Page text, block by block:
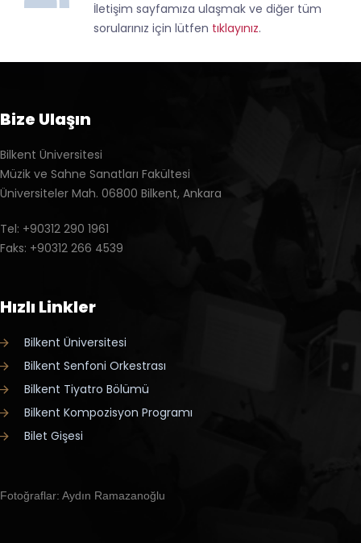
İletişim sayfamıza ulaşmak ve diğer tüm
sorularınız için lütfen tıklayınız.
Bize Ulaşın
Bilkent Üniversitesi
Müzik ve Sahne Sanatları Fakültesi
Üniversiteler Mah. 06800 Bilkent, Ankara
Tel: +90312 290 1961
Faks: +90312 266 4539
Hızlı Linkler
Bilkent Üniversitesi
Bilkent Senfoni Orkestrası
Bilkent Tiyatro Bölümü
Bilkent Kompozisyon Programı
Bilet Gişesi
Fotoğraflar: Aydın Ramazanoğlu